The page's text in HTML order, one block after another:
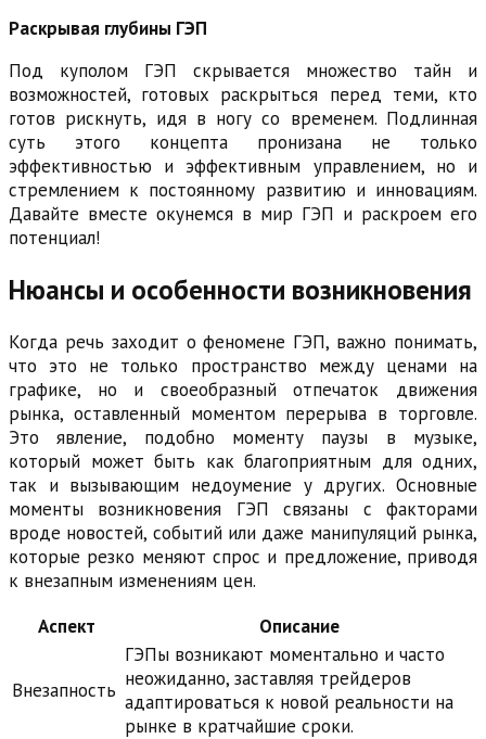
Раскрывая глубины ГЭП
Под куполом ГЭП скрывается множество тайн и
возможностей, готовых раскрыться перед теми, кто
готов рискнуть, идя в ногу со временем. Подлинная
суть этого концепта пронизана не только
эффективностью и эффективным управлением, но и
стремлением к постоянному развитию и инновациям.
Давайте вместе окунемся в мир ГЭП и раскроем его
потенциал!
Нюансы и особенности возникновения
Когда речь заходит о феномене ГЭП, важно понимать,
что это не только пространство между ценами на
графике, но и своеобразный отпечаток движения
рынка, оставленный моментом перерыва в торговле.
Это явление, подобно моменту паузы в музыке,
который может быть как благоприятным для одних,
так и вызывающим недоумение у других. Основные
моменты возникновения ГЭП связаны с факторами
вроде новостей, событий или даже манипуляций рынка,
которые резко меняют спрос и предложение, приводя
к внезапным изменениям цен.
Аспект
Описание
Внезапность
ГЭПы возникают моментально и часто
неожиданно, заставляя трейдеров
адаптироваться к новой реальности на
рынке в кратчайшие сроки.